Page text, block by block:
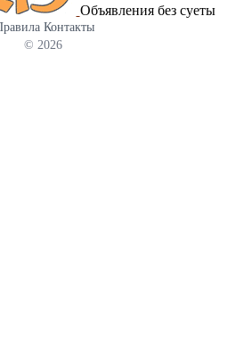
Объявления без суеты
Контакты
© 2026